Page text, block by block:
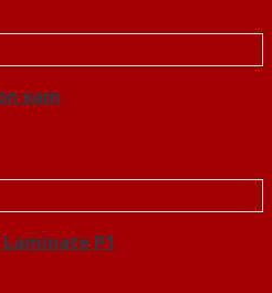
xam
Laminate P1